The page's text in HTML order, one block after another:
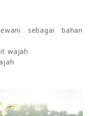
sebagai bahan
wajah